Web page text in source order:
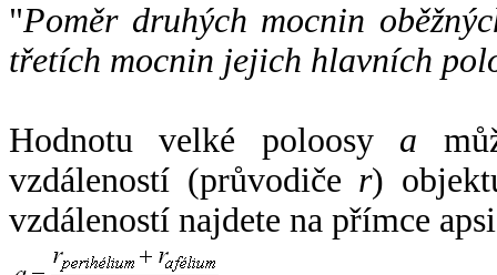
"Poměr druhých mocnin
třetích mocnin jejich hlavních
Hodnotu velké poloosy a
vzdáleností (průvodiče r)
vzdáleností najdete na přímce